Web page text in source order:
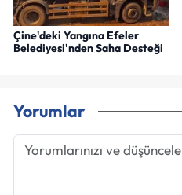
Çine'deki Yangına Efeler
Belediyesi'nden Saha Desteği
Yorumlar